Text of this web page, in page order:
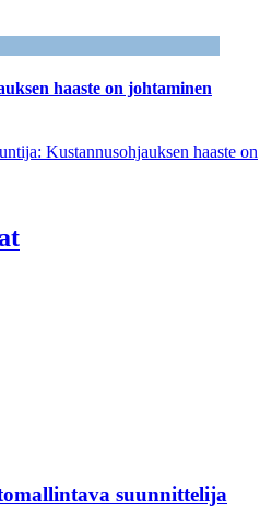
haaste on johtaminen
Kustannusohjauksen haaste on
suunnittelija